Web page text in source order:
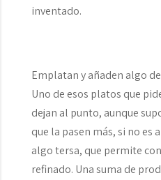
inventado.
Emplatan y añaden algo
Uno de esos platos que
dejan al punto, aunque
que la pasen más, si no es
algo tersa, que permite
refinado. Una suma de